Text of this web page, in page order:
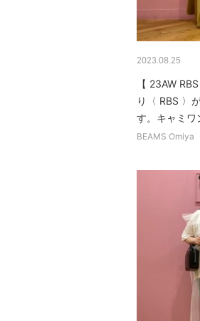
2023.08.25
【 23AW
り〈 RBS 〉
す。キャミワ
BEAMS Omiya